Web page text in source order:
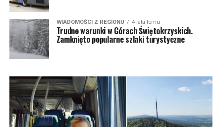
WIADOMOŚCI Z REGIONU 4 lata temu
Trudne warunki w Górach Świętokrzyskich.
Zamknięto popularne szlaki turystyczne